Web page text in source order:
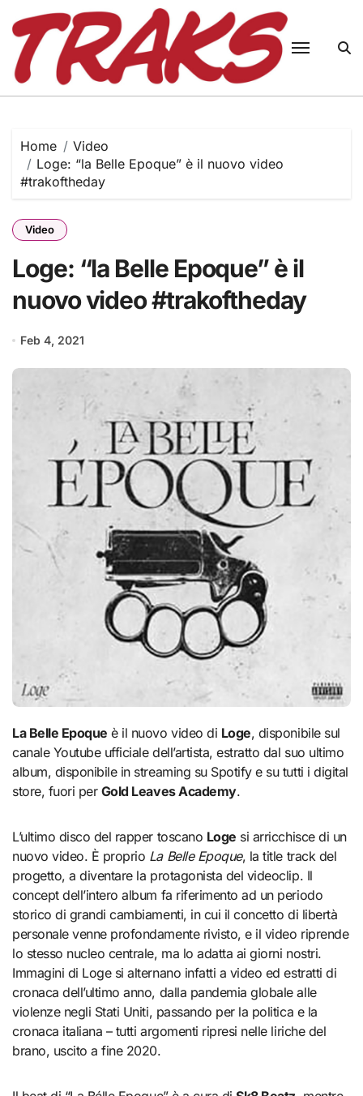
content
Home
Video
Loge: “la Belle Epoque” è il nuovo video
#trakoftheday
Video
Loge: “la Belle Epoque” è il
nuovo video #trakoftheday
Feb 4, 2021
La Belle Epoque è il nuovo video di Loge, disponibile sul
canale Youtube ufficiale dell’artista, estratto dal suo ultimo
album, disponibile in streaming su Spotify e su tutti i digital
store, fuori per Gold Leaves Academy.
L’ultimo disco del rapper toscano Loge si arricchisce di un
nuovo video. È proprio La Belle Epoque, la title track del
progetto, a diventare la protagonista del videoclip. Il
concept dell’intero album fa riferimento ad un periodo
storico di grandi cambiamenti, in cui il concetto di libertà
personale venne profondamente rivisto, e il video riprende
lo stesso nucleo centrale, ma lo adatta ai giorni nostri.
Immagini di Loge si alternano infatti a video ed estratti di
cronaca dell’ultimo anno, dalla pandemia globale alle
violenze negli Stati Uniti, passando per la politica e la
cronaca italiana – tutti argomenti ripresi nelle liriche del
brano, uscito a fine 2020.